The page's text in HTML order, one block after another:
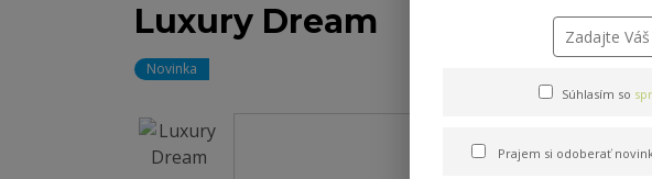
Luxury Dream
Novinka
Súhlasím so
Prajem si odoberať